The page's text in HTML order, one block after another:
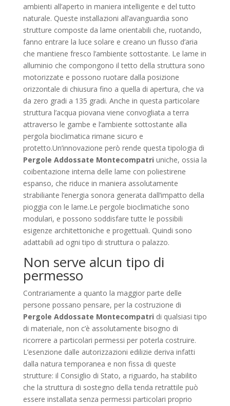
ambienti all’aperto in maniera intelligente e del tutto
naturale. Queste installazioni all’avanguardia sono
strutture composte da lame orientabili che, ruotando,
fanno entrare la luce solare e creano un flusso d’aria
che mantiene fresco l’ambiente sottostante. Le lame in
alluminio che compongono il tetto della struttura sono
motorizzate e possono ruotare dalla posizione
orizzontale di chiusura fino a quella di apertura, che va
da zero gradi a 135 gradi. Anche in questa particolare
struttura l’acqua piovana viene convogliata a terra
attraverso le gambe e l’ambiente sottostante alla
pergola bioclimatica rimane sicuro e
protetto.Un’innovazione però rende questa tipologia di
Pergole Addossate Montecompatri uniche, ossia la
coibentazione interna delle lame con poliestirene
espanso, che riduce in maniera assolutamente
strabiliante l’energia sonora generata dall’impatto della
pioggia con le lame.Le pergole bioclimatiche sono
modulari, e possono soddisfare tutte le possibili
esigenze architettoniche e progettuali. Quindi sono
adattabili ad ogni tipo di struttura o palazzo.
Non serve alcun tipo di
permesso
Contrariamente a quanto la maggior parte delle
persone possano pensare, per la costruzione di
Pergole Addossate Montecompatri di qualsiasi tipo
di materiale, non c’è assolutamente bisogno di
ricorrere a particolari permessi per poterla costruire.
L’esenzione dalle autorizzazioni edilizie deriva infatti
dalla natura temporanea e non fissa di queste
strutture: il Consiglio di Stato, a riguardo, ha stabilito
che la struttura di sostegno della tenda retrattile può
essere installata senza permessi particolari proprio